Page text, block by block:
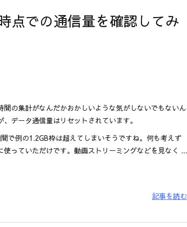
点での通信量を確認してみ
間の集計がなんだかおかしいような気がしないでもないん
、データ通信量はリセットされています。
で例の1.2GB枠は超えてしまいそうですね。何も考えず
使っていただけです。動画ストリーミングなどを見なく ...
記事を読む